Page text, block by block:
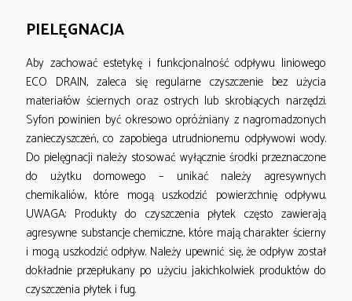
PIELĘGNACJA
Aby zachować estetykę i funkcjonalność odpływu liniowego
ECO DRAIN, zaleca się regularne czyszczenie bez użycia
materiałów ściernych oraz ostrych lub skrobiących narzędzi.
Syfon powinien być okresowo opróżniany z nagromadzonych
zanieczyszczeń, co zapobiega utrudnionemu odpływowi wody.
Do pielęgnacji należy stosować wyłącznie środki przeznaczone
do użytku domowego – unikać należy agresywnych
chemikaliów, które mogą uszkodzić powierzchnię odpływu.
UWAGA: Produkty do czyszczenia płytek często zawierają
agresywne substancje chemiczne, które mają charakter ścierny
i mogą uszkodzić odpływ. Należy upewnić się, że odpływ został
dokładnie przepłukany po użyciu jakichkolwiek produktów do
czyszczenia płytek i fug.